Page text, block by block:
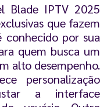
Blade IPTV 2025
que fazem
conhecido por sua
quem busca um
alto desempenho.
personalização
a interface